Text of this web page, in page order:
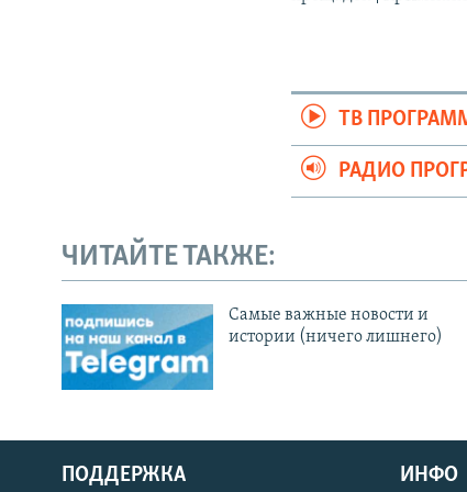
ТВ
РАДИО
ЧИТАЙТЕ ТАКЖЕ:
Cамые важные новости и
истории (ничего лишнего)
ПОДДЕРЖКА ИНФО